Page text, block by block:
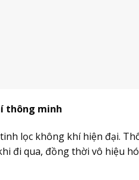
thông minh
lọc không khí hiện đại.
đi qua, đồng thời vô hiệu